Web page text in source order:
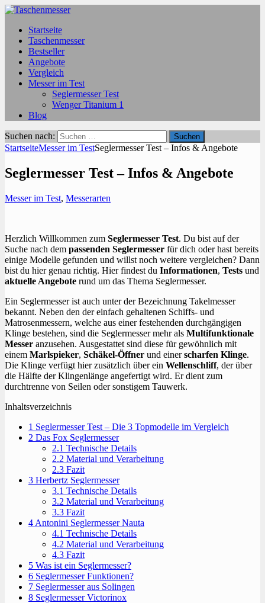
Startseite
Taschenmesser
Bestseller
Angebote
Vergleich
Messer im Test
Seglermesser Test
Wenger Titanium 1
Blog
Suchen nach:
StartseiteMesser im TestSeglermesser Test – Infos & Angebote
Seglermesser Test – Infos & Angebote
Messer im Test, Messerarten
Herzlich Willkommen zum Seglermesser Test. Du bist auf der
Suche nach dem passenden Seglermesser für dich oder hast bereits
einige Modelle gefunden und willst noch weitere vergleichen? Dann
bist du hier genau richtig. Hier findest du Informationen, Tests und
aktuelle Angebote rund um das Thema Seglermesser.
Ein Seglermesser ist auch unter der Bezeichnung Takelmesser
bekannt. Neben den der einfach gehaltenen Schiffs- und
Matrosenmessern, welche aus einer festehenden durchgängigen
Klinge bestehen, sind die Seglermesser mehr als Multifunktionale
Messer anzusehen. Ausgestattet sind diese für gewöhnlich mit
einem Marlspieker, Schäkel-Öffner und einerscharfen Klinge.
Die Klinge verfügt hier zusätzlich über ein Wellenschliff, der über
die Hälfte der Klingenlänge angefertigt wird. Er dient zum
durchtrenne von Seilen oder sonstigem Tauwerk.
Inhaltsverzeichnis
1 Seglermesser Test – Die 3 Topmodelle im Vergleich
2 Das Fox Seglermesser
2.1 Technische Details
2.2 Material und Verarbeitung
2.3 Fazit
3 Herbertz Seglermesser
3.1 Technische Details
3.2 Material und Verarbeitung
3.3 Fazit
4 Antonini Seglermesser Nauta
4.1 Technische Details
4.2 Material und Verarbeitung
4.3 Fazit
5 Was ist ein Seglermesser?
6 Seglermesser Funktionen?
7 Seglermesser aus Solingen
8 Seglermesser Victorinox